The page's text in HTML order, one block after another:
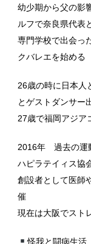
幼少期から父の影
ルフで奈良県代表
専門学校で出会っ
クバレエを始める
26歳の時に日本人
とゲストダンサー
27歳で福岡アジア
2016年 過去の運
ハピラテイィス協
創設者として医師
催
現在は大阪でスト
怪我と闘病生活